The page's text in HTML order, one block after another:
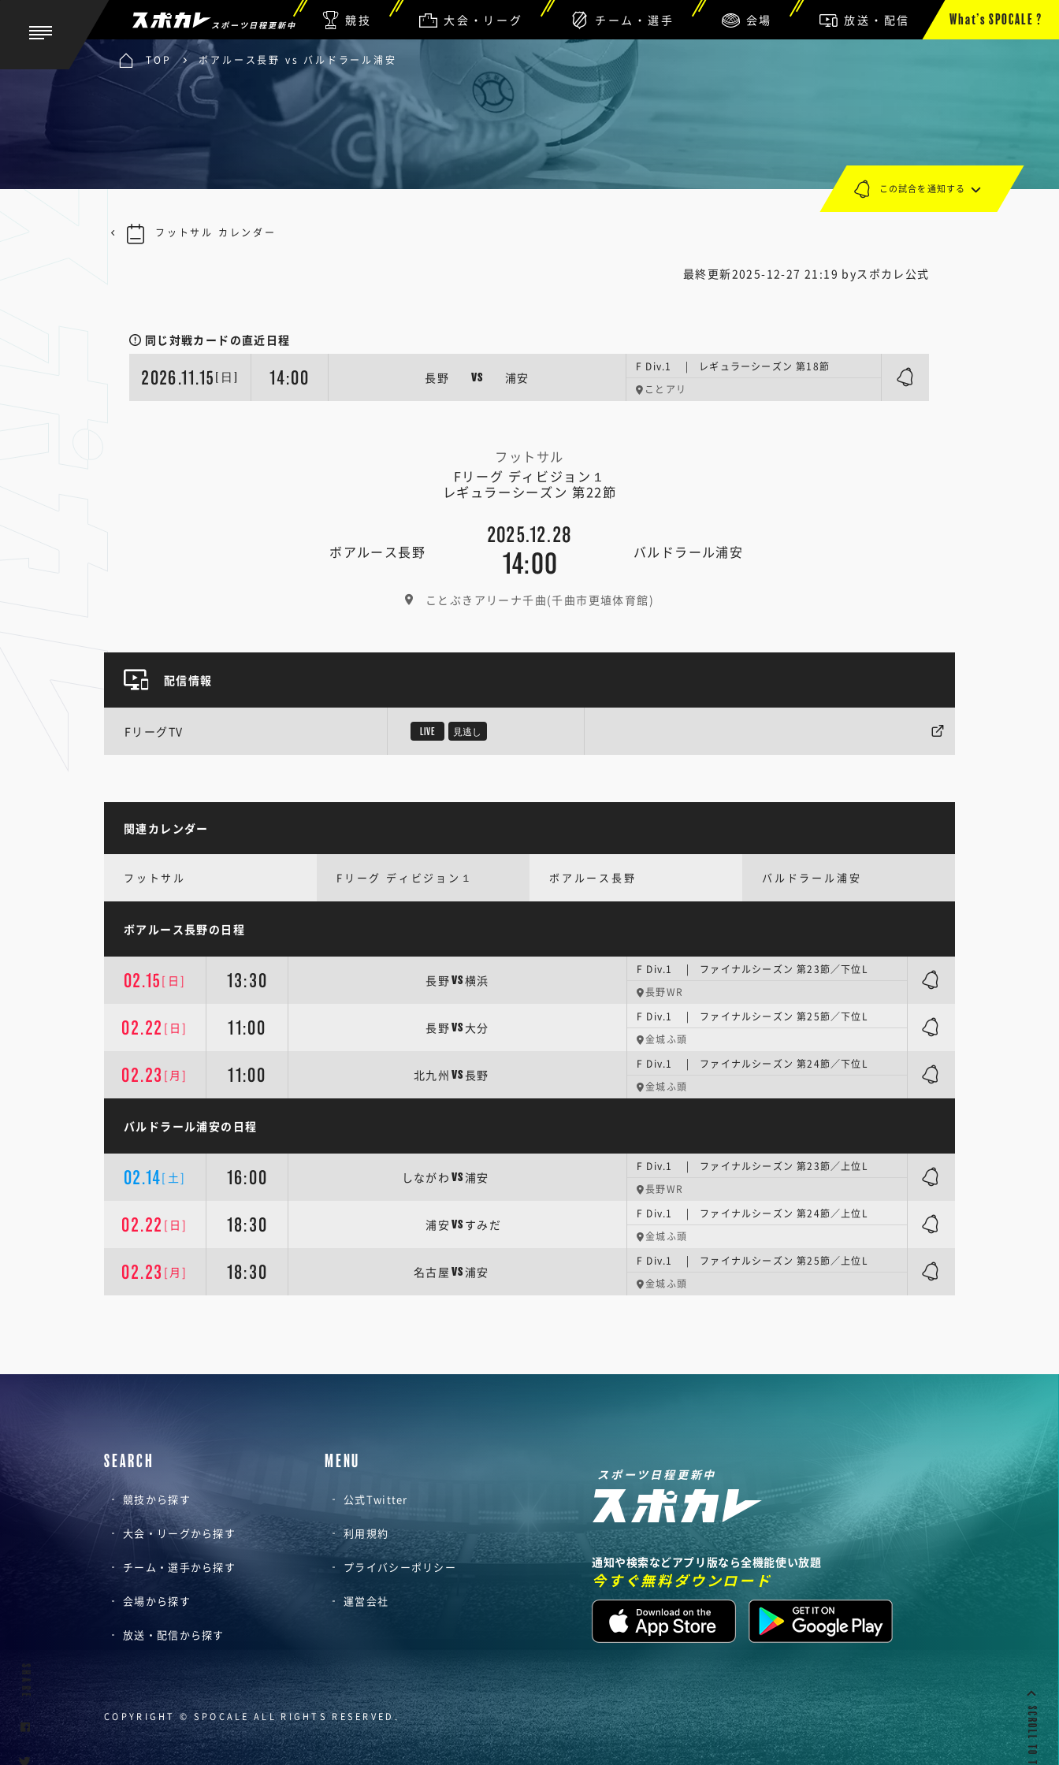
スポーツ日程更新中 競技 大会・リーグ チーム・選手 会場 放送・配信 What’s SPOCALE ?
TOP ボアルース長野 vs バルドラール浦安
最終更新2025-12-27 21:19 byスポカレ公式
同じ対戦カードの直近日程
2026.11.15 [日] 14:00 長野 VS 浦安
F Div.1 | レギュラーシーズン 第18節
ことアリ
フットサル
Fリーグ ディビジョン１
レギュラーシーズン 第22節
ボアルース長野
2025.12.28
14:00 バルドラール浦安
ことぶきアリーナ千曲(千曲市更埴体育館)
この試合を通知する
フットサル カレンダー
配信情報
FリーグTV LIVE 見逃し
関連カレンダー
フットサル Fリーグ ディビジョン１ ボアルース長野 バルドラール浦安
ボアルース長野の日程
02.15 [日] 13:30 長野VS横浜
F Div.1 | ファイナルシーズン 第23節／下位L
長野WR
02.22 [日] 11:00 長野VS 大分
F Div.1 | ファイナルシーズン 第25節／下位L
金城ふ頭
02.23 [月] 11:00 北九州 VS長野
F Div.1 | ファイナルシーズン 第24節／下位L
金城ふ頭
バルドラール浦安の日程
02.14[土] 16:00 しながわ VS 浦安
F Div.1 | ファイナルシーズン 第23節／上位L
長野WR
02.22 [日] 18:30 浦安VS すみだ
F Div.1 | ファイナルシーズン 第24節／上位L
金城ふ頭
02.23 [月] 18:30 名古屋 VS 浦安
F Div.1 | ファイナルシーズン 第25節／上位L
金城ふ頭
SEARCH
競技から探す
大会・リーグから探す
チーム・選手から探す
会場から探す
放送・配信から探す
MENU
公式Twitter
利用規約
プライバシーポリシー
運営会社
スポーツ日程更新中
通知や検索などアプリ版なら全機能使い放題
今すぐ無料ダウンロード
COPYRIGHT © SPOCALE ALL RIGHTS RESERVED. SCROLL TO TOP
SHARE